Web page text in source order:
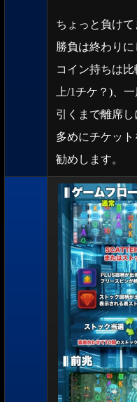
ちょっと負け
勝負は終わりに
コイン持ちは
上/1チケ？)、
引くまで離席
多めにチケッ
勧めします。